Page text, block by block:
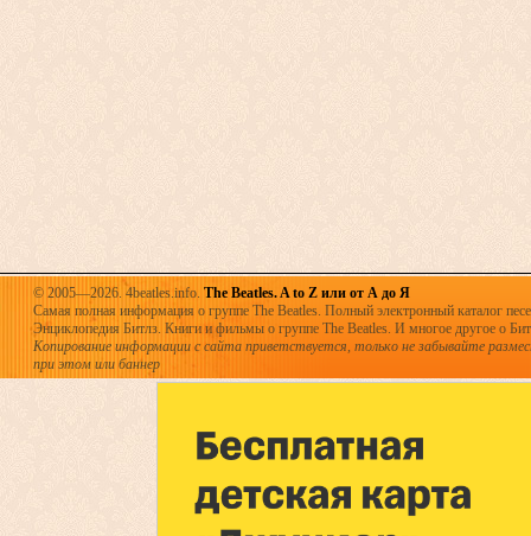
© 2005—2026. 4beatles.info. The Beatles. A to Z или от А до Я
Самая полная информация о группе The Beatles. Полный электронный каталог
Энциклопедия Битлз. Книги и фильмы о группе The Beatles. И многое другое о
Копирование информации с сайта приветствуется, только не забывайте
при этом или баннер